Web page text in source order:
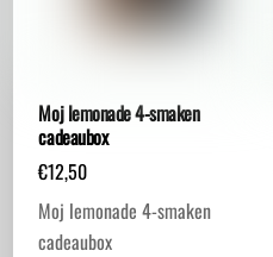
Moj lemonade 4-smaken
cadeaubox
€12,50
Moj lemonade 4-smaken
cadeaubox